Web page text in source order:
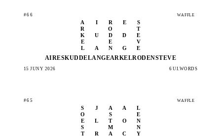
#66 WAFFLE
A I R E
S
R
O
T
K
U D D
E
E
E
V
L
A N G E
AIRESKUDDELANGEARKELRODENSTEVE
15 JUNY 2026 6 UI.WORDS
#65 WAFFLE
S J A A
L
O
S
E
E
L T O
N
S
M
N
T
R A C Y